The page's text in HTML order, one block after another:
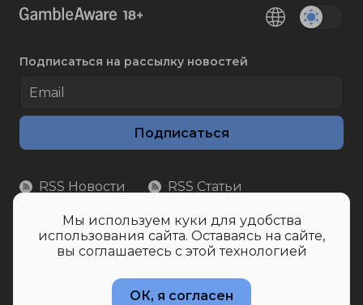
Мы используем куки для удобства
использования сайта. Оставаясь на сайте,
вы соглашаетесь с этой технологией
ОК, я согласен
RSS Новости RSS Статьи
Подписаться на рассылку новостей
Подписаться
«Ipepper OÜ», Эстония, ЕС, 18+ контакты:
info@ipepper.news